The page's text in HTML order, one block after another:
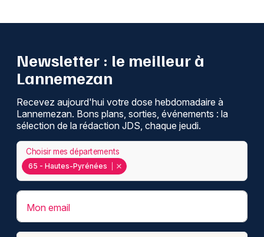
Newsletter : le meilleur à
Lannemezan
Recevez aujourd'hui votre dose hebdomadaire à
Lannemezan. Bons plans, sorties, événements : la
sélection de la rédaction JDS, chaque jeudi.
65 - Hautes-Pyrénées
Choisir mes départements
Mon email